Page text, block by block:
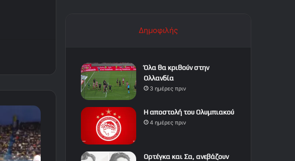
Δημοφιλής
Όλα θα κριθούν στην
Ολλανδία
3 ημέρες πριν
Η αποστολή του Ολυμπιακού
4 ημέρες πριν
Ορτέγκα και Σα, ανεβάζουν